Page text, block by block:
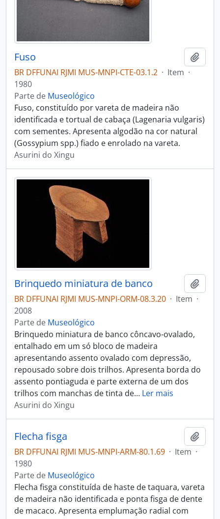
Fuso
BR DFFUNAI RJMI MUS-MNPI-CTE-03.1.2 · Item ·
1980
Parte de Museológico
Fuso, constituído por vareta de madeira não
identificada e tortual de cabaça (Lagenaria vulgaris)
com sementes. Apresenta algodão na cor natural
(Gossypium spp.) fiado e enrolado na vareta.
Asurini do Xingu
Brinquedo miniatura de banco
BR DFFUNAI RJMI MUS-MNPI-ORM-08.3.20 · Item ·
2008
Parte de Museológico
Brinquedo miniatura de banco côncavo-ovalado,
entalhado em um só bloco de madeira
apresentando assento ovalado com depressão,
repousado sobre dois trilhos. Apresenta borda do
assento pontiaguda e parte externa de um dos
trilhos com manchas de tinta de… Ler mais
Asurini do Xingu
Flecha fisga
BR DFFUNAI RJMI MUS-MNPI-ARM-80.1.69 · Item ·
1980
Parte de Museológico
Flecha fisga constituída de haste de taquara, vareta
de madeira não identificada e ponta fisga de dente
de macaco. Apresenta emplumação radial com